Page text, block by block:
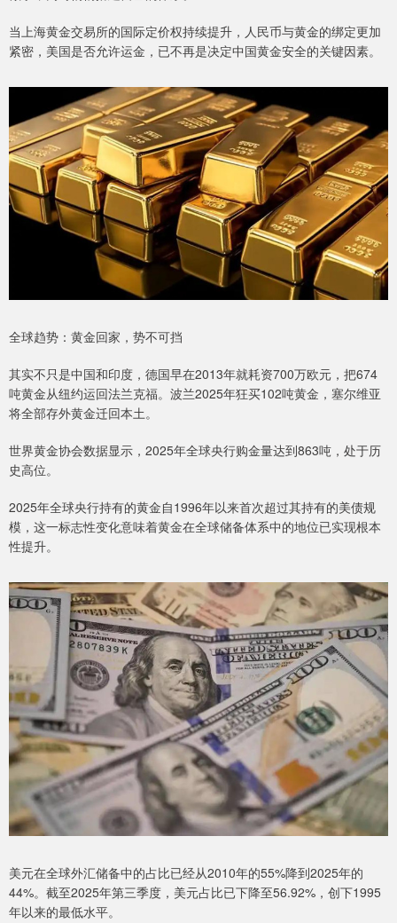
当上海黄金交易所的国际定价权持续提升，人民币与黄金的绑定更加
紧密，美国是否允许运金，已不再是决定中国黄金安全的关键因素。
全球趋势：黄金回家，势不可挡
其实不只是中国和印度，德国早在2013年就耗资700万欧元，把674
吨黄金从纽约运回法兰克福。波兰2025年狂买102吨黄金，塞尔维亚
将全部存外黄金迁回本土。
世界黄金协会数据显示，2025年全球央行购金量达到863吨，处于历
史高位。
2025年全球央行持有的黄金自1996年以来首次超过其持有的美债规
模，这一标志性变化意味着黄金在全球储备体系中的地位已实现根本
性提升。
美元在全球外汇储备中的占比已经从2010年的55%降到2025年的
44%。截至2025年第三季度，美元占比已下降至56.92%，创下1995
年以来的最低水平。